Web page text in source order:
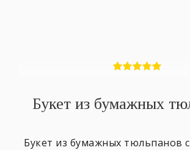
Букет из бумажных
Букет из бумажных тюльпанов